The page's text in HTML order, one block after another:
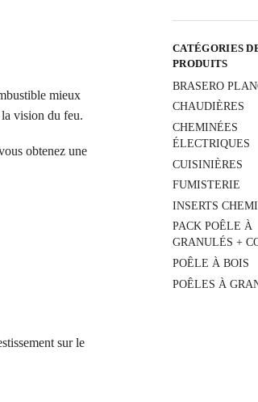
mieux
vision du feu.
obtenez une
sur le
CATÉGORIES
PRODUITS
BRASERO
CHAUDIÈRES
CHEMINÉES
ÉLECTRIQUES
CUISINIÈRES
FUMISTERIE
INSERTS
PACK POÊLE À
GRANULÉS +
POÊLE À BOIS
POÊLES À